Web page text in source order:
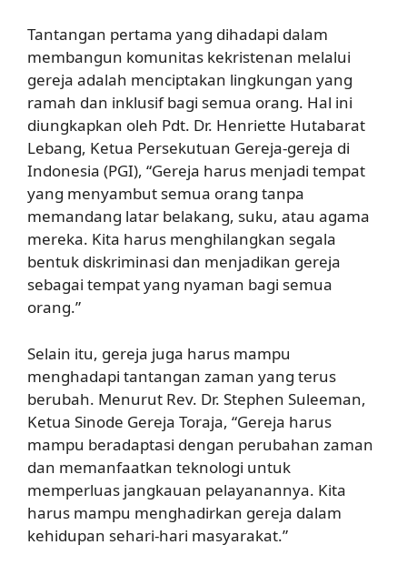
Tantangan pertama yang dihadapi dalam
membangun komunitas kekristenan melalui
gereja adalah menciptakan lingkungan yang
ramah dan inklusif bagi semua orang. Hal ini
diungkapkan oleh Pdt. Dr. Henriette Hutabarat
Lebang, Ketua Persekutuan Gereja-gereja di
Indonesia (PGI), “Gereja harus menjadi tempat
yang menyambut semua orang tanpa
memandang latar belakang, suku, atau agama
mereka. Kita harus menghilangkan segala
bentuk diskriminasi dan menjadikan gereja
sebagai tempat yang nyaman bagi semua
orang.”
Selain itu, gereja juga harus mampu
menghadapi tantangan zaman yang terus
berubah. Menurut Rev. Dr. Stephen Suleeman,
Ketua Sinode Gereja Toraja, “Gereja harus
mampu beradaptasi dengan perubahan zaman
dan memanfaatkan teknologi untuk
memperluas jangkauan pelayanannya. Kita
harus mampu menghadirkan gereja dalam
kehidupan sehari-hari masyarakat.”